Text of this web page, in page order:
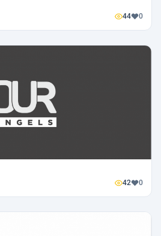
44 0
42 0